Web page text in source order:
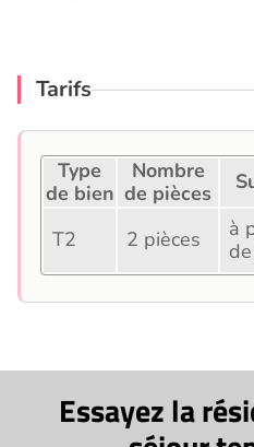
Tarifs
Type
de bien
Nombre
de pièces
T2 2 pièces
à
Essayez la